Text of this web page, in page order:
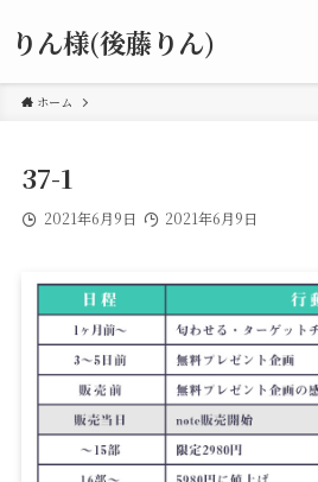
りん様(後藤りん)
ホーム
37-1
2021年6月9日 2021年6月9日